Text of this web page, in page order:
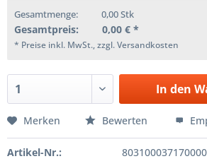
Gesamtmenge: 0,00Stk
Gesamtpreis: 0,00 € *
* Preise inkl. MwSt., zzgl. Versandkosten
In den
Merken Bewerten
Artikel-Nr.: